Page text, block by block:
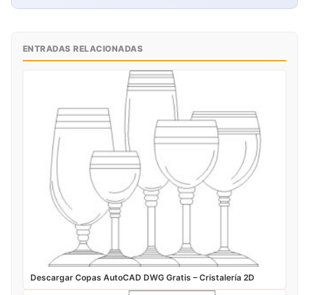
ENTRADAS RELACIONADAS
Descargar Copas AutoCAD DWG Gratis – Cristalería 2D